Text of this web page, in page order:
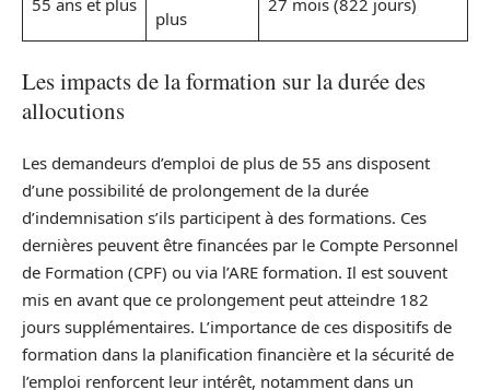
55 ans et plus
plus
27 mois (822 jours)
Les impacts de la formation sur la durée des
allocutions
Les demandeurs d’emploi de plus de 55 ans disposent
d’une possibilité de prolongement de la durée
d’indemnisation s’ils participent à des formations. Ces
dernières peuvent être financées par le Compte Personnel
de Formation (CPF) ou via l’ARE formation. Il est souvent
mis en avant que ce prolongement peut atteindre 182
jours supplémentaires. L’importance de ces dispositifs de
formation dans la planification financière et la sécurité de
l’emploi renforcent leur intérêt, notamment dans un